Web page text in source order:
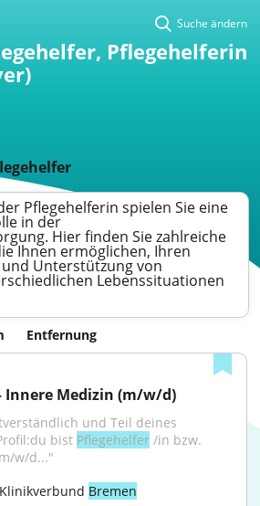
Suche ändern
Pflegehelferin
Pflegehelferin spielen Sie eine
in der
Hier finden Sie zahlreiche
Ihnen ermöglichen, Ihren
Unterstützung von
Lebenssituationen
Entfernung
Innere Medizin (m/w/d)
und Teil deines
bist Pflegehelfer /in bzw.
w/d..."
Bremen